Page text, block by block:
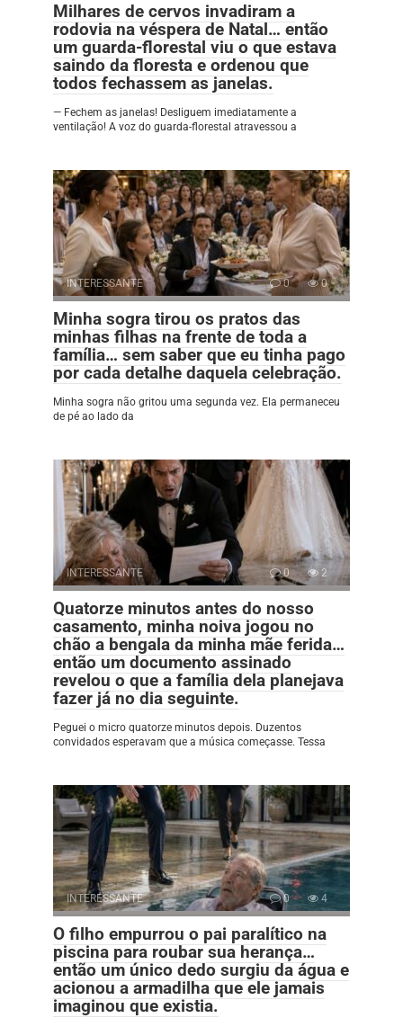
Milhares de cervos invadiram a
rodovia na véspera de Natal… então
um guarda-florestal viu o que estava
saindo da floresta e ordenou que
todos fechassem as janelas.
— Fechem as janelas! Desliguem imediatamente a
ventilação! A voz do guarda-florestal atravessou a
INTERESSANTE 0 0
Minha sogra tirou os pratos das
minhas filhas na frente de toda a
família… sem saber que eu tinha pago
por cada detalhe daquela celebração.
Minha sogra não gritou uma segunda vez. Ela permaneceu
de pé ao lado da
INTERESSANTE 0 2
Quatorze minutos antes do nosso
casamento, minha noiva jogou no
chão a bengala da minha mãe ferida…
então um documento assinado
revelou o que a família dela planejava
fazer já no dia seguinte.
Peguei o micro quatorze minutos depois. Duzentos
convidados esperavam que a música começasse. Tessa
INTERESSANTE 0 4
O filho empurrou o pai paralítico na
piscina para roubar sua herança…
então um único dedo surgiu da água e
acionou a armadilha que ele jamais
imaginou que existia.